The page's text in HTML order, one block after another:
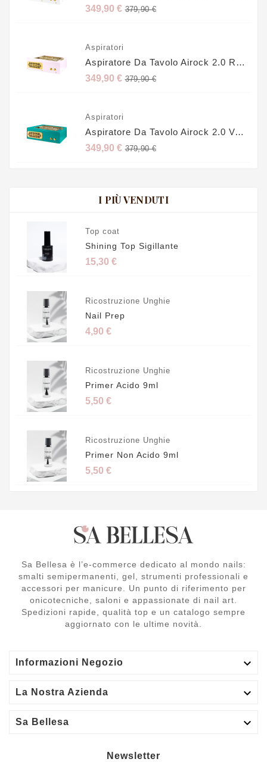
349,90 € 379,90 €Prezzo
Aspiratori
Aspiratore Da Tavolo Airock 2.0 Rosa
349,90 € 379,90 €Prezzo
Aspiratori
Aspiratore Da Tavolo Airock 2.0 Verde
349,90 € 379,90 €Prezzo
I PIÙ VENDUTI
Top coat
Shining Top Sigillante
15,30 €
Ricostruzione Unghie
Nail Prep
4,90 €
Ricostruzione Unghie
Primer Acido 9ml
5,50 €
Ricostruzione Unghie
Primer Non Acido 9ml
5,50 €
Sa Bellesa è l’e-commerce dedicato al mondo nails:
smalti semipermanenti, gel, strumenti professionali e
accessori per manicure. Un punto di riferimento per
onicotecniche, saloni e appassionate di nail art.
Spedizioni rapide, qualità top e un catalogo sempre
aggiornato con le ultime novità.
Informazioni Negozio 
La Nostra Azienda 
Sa Bellesa 
Newsletter